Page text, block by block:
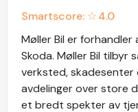
Smartscore: ☆4.0
Møller Bil er forhandler
Skoda. Møller Bil tilbyr
verksted, skadesenter
avdelinger over store
et bredt spekter av